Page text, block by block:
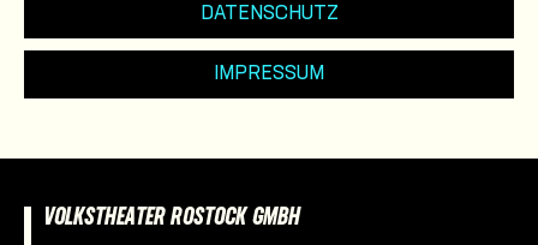
DATENSCHUTZ
IMPRESSUM
VOLKSTHEATER ROSTOCK GMBH